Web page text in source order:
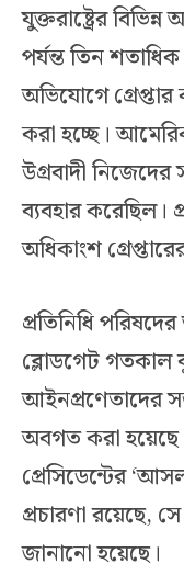
যুক্তরাষ্ট্রের
পর্যন্ত তিন
অভিযোগে
করা হচ্ছে।
উগ্রবাদী
ব্যবহার করেছিল।
অধিকাংশ
প্রতিনিধি পরিষদের
ব্লোডগেট গতকাল
আইনপ্রণেতাদের
অবগত করা হয়েছে।
প্রেসিডেন্টের
প্রচারণা রয়েছে,
জানানো হয়েছে।